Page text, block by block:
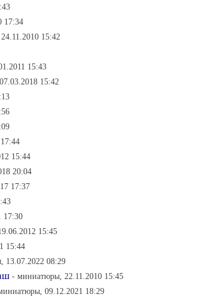
17:34
15:42
15:43
15:42
15:44
20:04
17:37
17:30
15:45
15:44
13.07.2022 08:29
- миниатюры, 22.11.2010 15:45
09.12.2021 18:29